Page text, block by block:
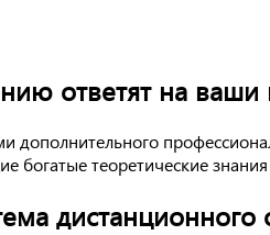
ответят на ваши
дополнительного
богатые теоретические
дистанционного